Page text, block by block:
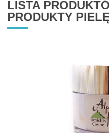
LISTA
PRODUKTY